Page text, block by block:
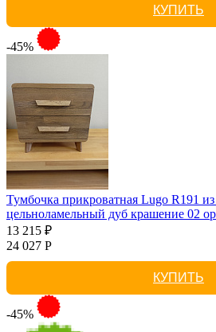
КУПИТЬ
-45%
Тумбочка прикроватная Lugo R191
цельноламельный дуб крашение 02
13 215 ₽
24 027 Р
КУПИТЬ
-45%